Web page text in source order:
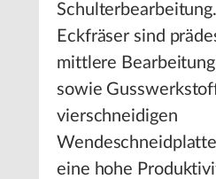
Eckfräser sind
mittlere
sowie
vierschneidigen
eine hohe